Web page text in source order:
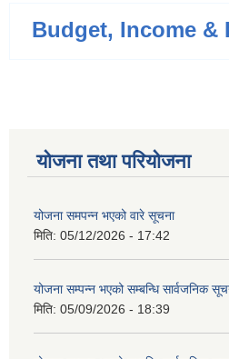
Budget, Income &
योजना तथा परियोजना
योजना समपन्न भएको वारे सूचना
मिति: 05/12/2026 - 17:42
योजना सम्पन्न भएको सम्बन्धि सार्वजनिक
मिति: 05/09/2026 - 18:39